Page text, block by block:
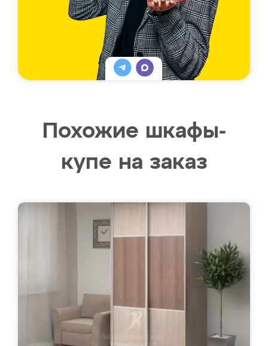
Похожие шкафы-
купе на заказ